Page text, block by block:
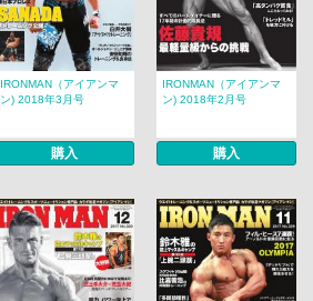
IRONMAN（アイアンマ
ン) 2018年3月号
購入
IRONMAN（アイアンマ
ン) 2018年2月号
購入